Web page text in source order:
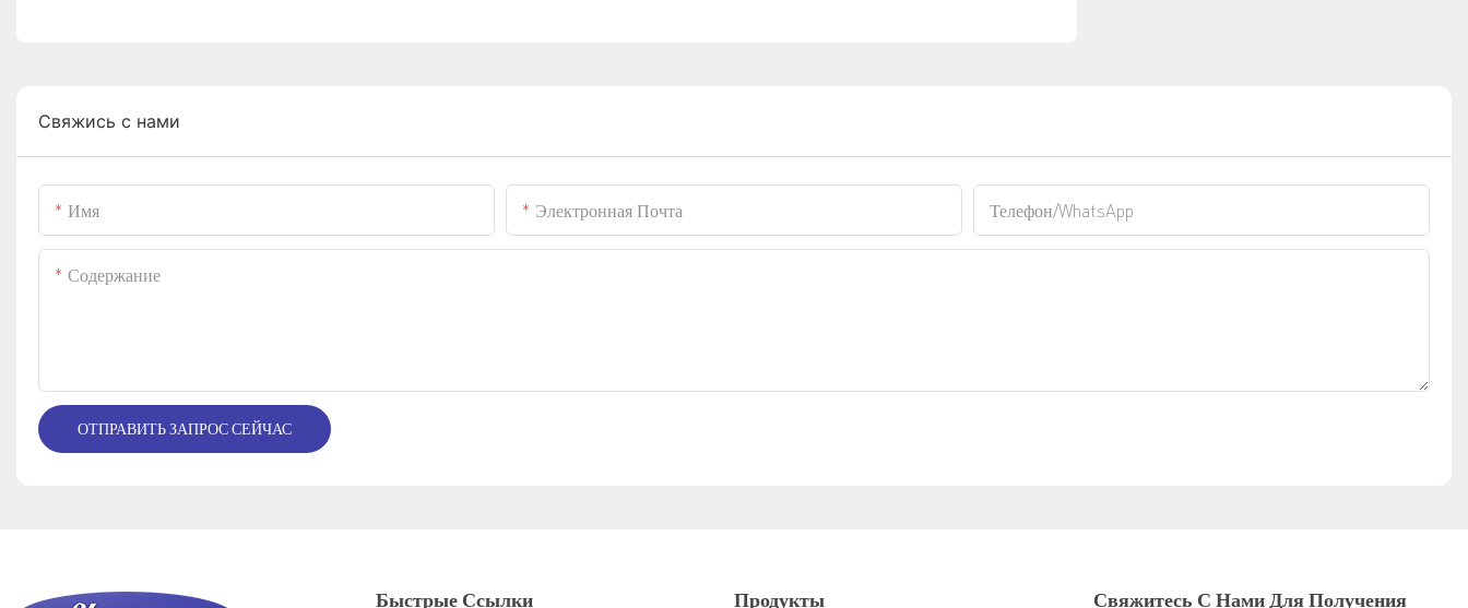
Свяжись с нами
Имя Электронная Почта Телефон/WhatsApp
Содержание
ОТПРАВИТЬ ЗАПРОС СЕЙЧАС
Быстрые Ссылки Продукты Свяжитесь С Нами Для Получения